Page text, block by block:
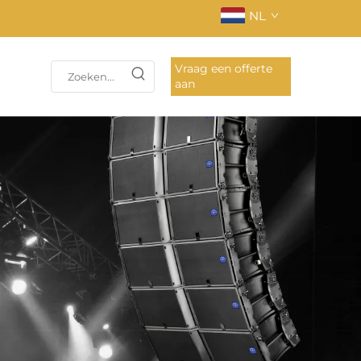
NL
Vraag een offerte
aan